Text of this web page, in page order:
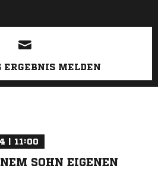
ERGEBNIS MELDEN
| 11:00
SOHN EIGENEN